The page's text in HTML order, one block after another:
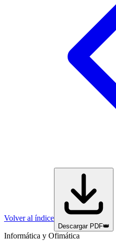
Volver al índice
Descargar PDF👑
Informática y Ofimática